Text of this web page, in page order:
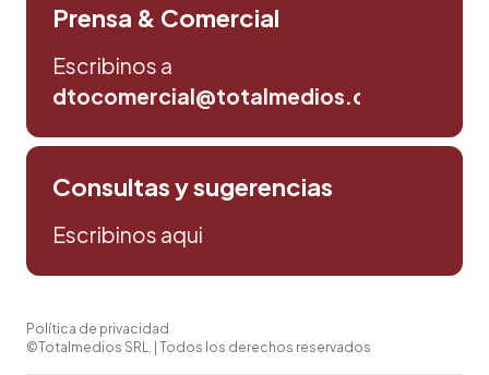
Prensa & Comercial
Escribinos a
dtocomercial@totalmedios.com
Consultas y sugerencias
Escribinos aqui
Política de privacidad
©Totalmedios SRL. | Todos los derechos reservados